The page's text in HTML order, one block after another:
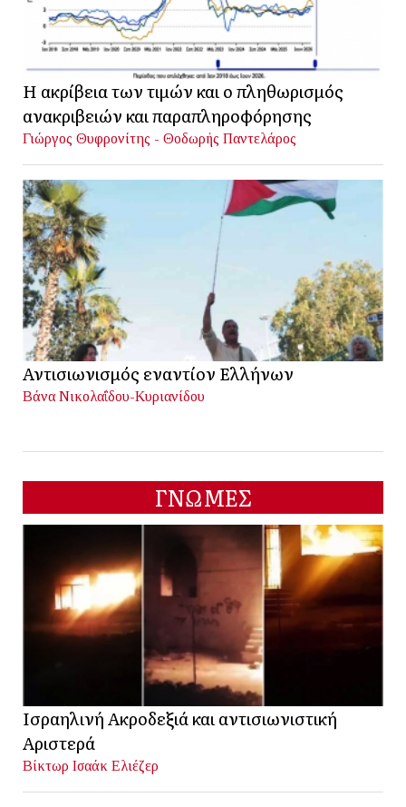
Η ακρίβεια των τιμών και ο πληθωρισμός
ανακριβειών και παραπληροφόρησης
Γιώργος Θυφρονίτης - Θοδωρής Παντελάρος
Αντισιωνισμός εναντίον Ελλήνων
Βάνα Νικολαΐδου-Κυριανίδου
ΓΝΩΜΕΣ
Ισραηλινή Ακροδεξιά και αντισιωνιστική
Αριστερά
Βίκτωρ Ισαάκ Ελιέζερ